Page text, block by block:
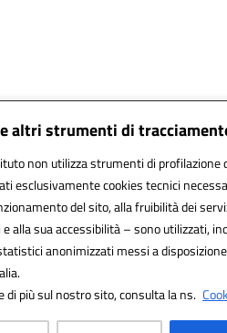
altri strumenti di
non utilizza strumenti di profilazione
esclusivamente cookies tecnici
del sito, alla fruibilità dei
alla sua accessibilità – sono utilizzati,
anonimizzati messi a
di più sul nostro sito, consulta la ns.